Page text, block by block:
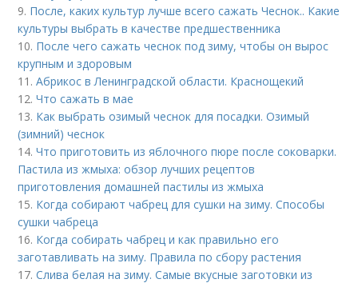
9. После, каких культур лучше всего сажать Чеснок.. Какие
культуры выбрать в качестве предшественника
10. После чего сажать чеснок под зиму, чтобы он вырос
крупным и здоровым
11.Абрикос в Ленинградской области. Краснощекий
12.Что сажать в мае
13. Как выбрать озимый чеснок для посадки. Озимый
(зимний) чеснок
14.Что приготовить из яблочного пюре после соковарки.
Пастила из жмыха: обзор лучших рецептов
приготовления домашней пастилы из жмыха
15. Когда собирают чабрец для сушки на зиму. Способы
сушки чабреца
16. Когда собирать чабрец и как правильно его
заготавливать на зиму. Правила по сбору растения
17.Слива белая на зиму. Самые вкусные заготовки из